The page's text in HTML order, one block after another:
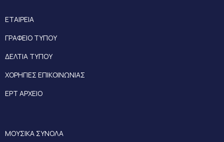
ΕΤΑΙΡΕΙΑ
ΓΡΑΦΕΙΟ ΤΥΠΟΥ
ΔΕΛΤΙΑ ΤΥΠΟΥ
ΧΟΡΗΓΙΕΣ ΕΠΙΚΟΙΝΩΝΙΑΣ
ΕΡΤ ΑΡΧΕΙΟ
ΜΟΥΣΙΚΑ ΣΥΝΟΛΑ